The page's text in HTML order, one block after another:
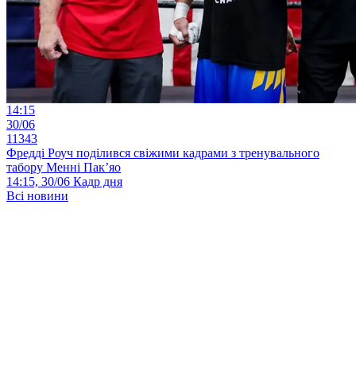
14:15
30/06
11343
Фредді Роуч поділився свіжими кадрами з тренувального
табору Менні Пак’яо
14:15, 30/06 Кадр дня
Всі новини